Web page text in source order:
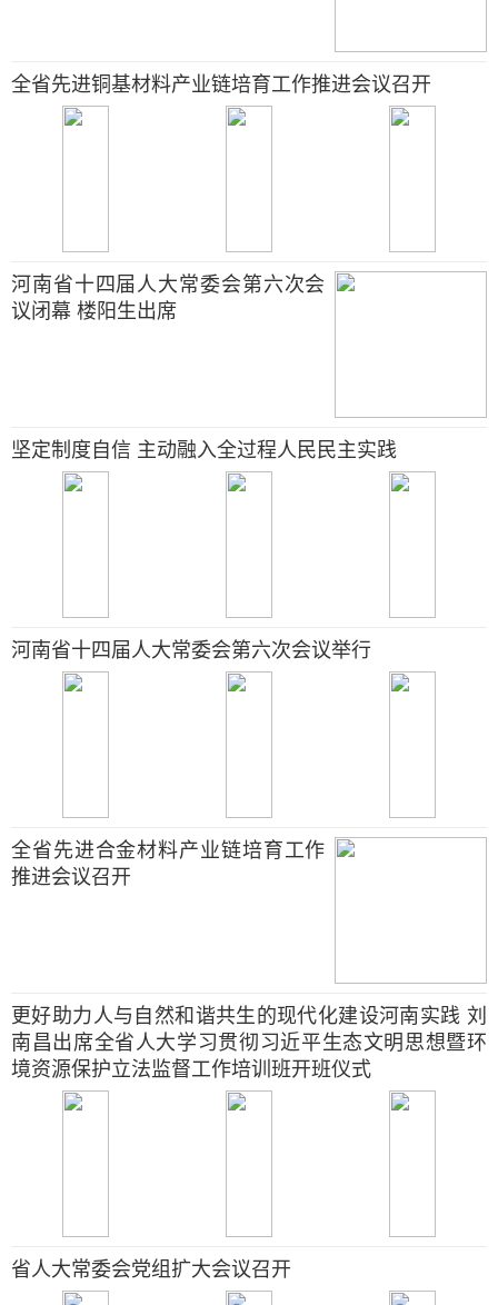
全省先进铜基材料产业链培育工作推进会议召开
河南省十四届人大常委会第六次会
议闭幕 楼阳生出席
坚定制度自信 主动融入全过程人民民主实践
河南省十四届人大常委会第六次会议举行
全省先进合金材料产业链培育工作
推进会议召开
更好助力人与自然和谐共生的现代化建设河南实践 刘
南昌出席全省人大学习贯彻习近平生态文明思想暨环
境资源保护立法监督工作培训班开班仪式
省人大常委会党组扩大会议召开